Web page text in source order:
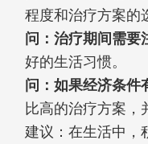
程度和治疗方案的
问：治疗期间需要
好的生活习惯。
问：如果经济条件
比高的治疗方案，
建议：在生活中，